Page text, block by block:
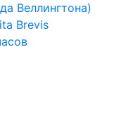
Веллингтона)
Brevis